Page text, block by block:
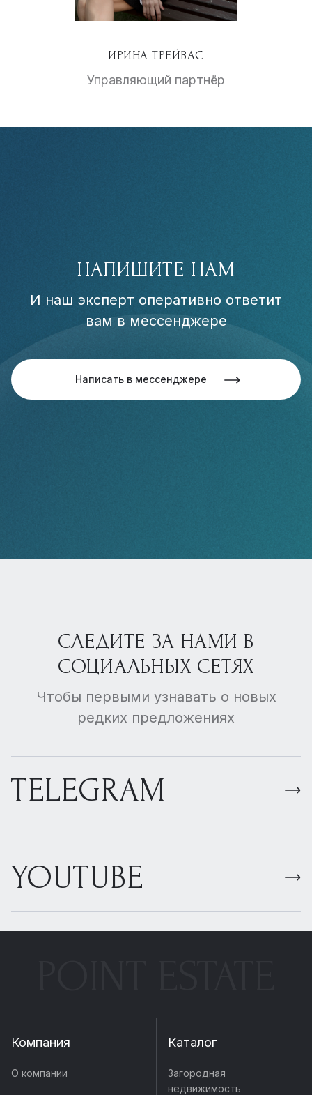
ИРИНА ТРЕЙВАС
Управляющий партнёр
НАПИШИТЕ НАМ
И наш эксперт оперативно ответит
вам в мессенджере
Написать в мессенджере
СЛЕДИТЕ ЗА НАМИ В
СОЦИАЛЬНЫХ СЕТЯХ
Чтобы первыми узнавать о новых
редких предложениях
TELEGRAM
YOUTUBE
Компания
О компании
Каталог
Загородная
недвижимость